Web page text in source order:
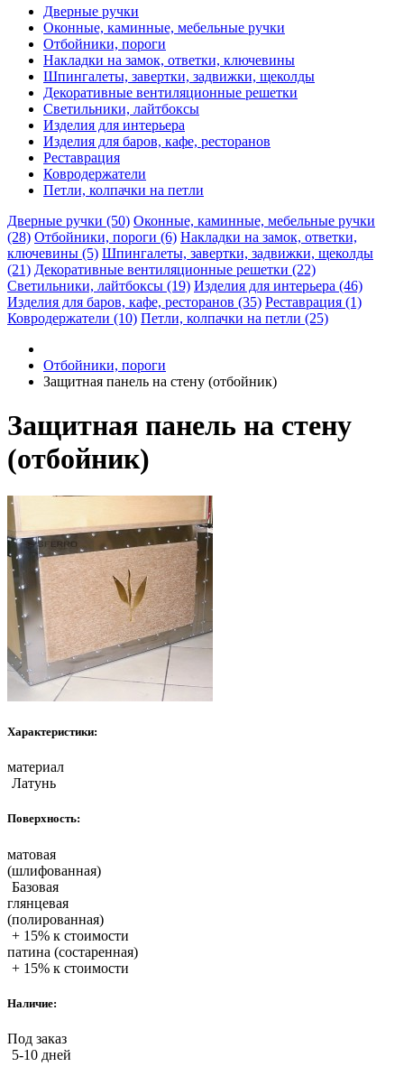
Дверные ручки
Оконные, каминные, мебельные ручки
Отбойники, пороги
Накладки на замок, ответки, ключевины
Шпингалеты, завертки, задвижки, щеколды
Декоративные вентиляционные решетки
Светильники, лайтбоксы
Изделия для интерьера
Изделия для баров, кафе, ресторанов
Реставрация
Ковродержатели
Петли, колпачки на петли
Дверные ручки (50) Оконные, каминные, мебельные ручки
(28) Отбойники, пороги (6) Накладки на замок, ответки,
ключевины (5) Шпингалеты, завертки, задвижки, щеколды
(21) Декоративные вентиляционные решетки (22)
Светильники, лайтбоксы (19) Изделия для интерьера (46)
Изделия для баров, кафе, ресторанов (35) Реставрация (1)
Ковродержатели (10) Петли, колпачки на петли (25)
Отбойники, пороги
Защитная панель на стену (отбойник)
Защитная панель на стену
(отбойник)
Характеристики:
материал
Латунь
Поверхность:
матовая
(шлифованная)
Базовая
глянцевая
(полированная)
+ 15% к стоимости
патина (состаренная)
+ 15% к стоимости
Наличие:
Под заказ
5-10 дней